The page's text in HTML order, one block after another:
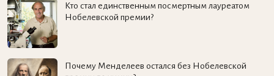
Кто стал единственным посмертным лауреатом
Нобелевской премии?
Почему Менделеев остался без Нобелевской